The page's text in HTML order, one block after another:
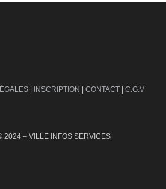
| INSCRIPTION | CONTACT | C.G.V
2024 – VILLE INFOS SERVICES